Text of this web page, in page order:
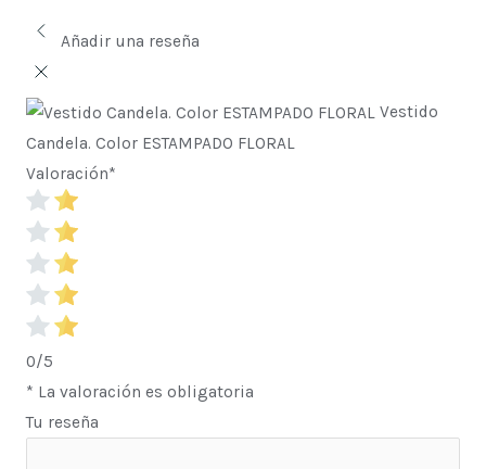
Añadir una reseña
Vestido
Candela. Color ESTAMPADO FLORAL
Valoración*
0/5
* La valoración es obligatoria
Tu reseña